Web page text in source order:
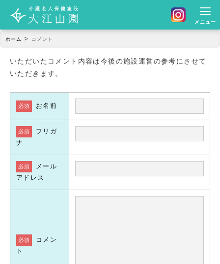
メニュー
ホーム > コメント
いただいたコメント内容は今後の施設運営の参考にさせて
いただきます。
必須 お名前
必須
フリガ
ナ
必須
メール
アドレス
必須
コメン
ト